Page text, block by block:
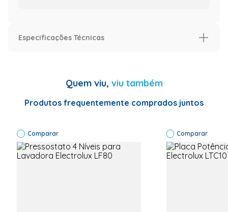
Especificações Técnicas
CWL10B;
CWL75A
Código de Fábrica
326062611
Garantia
03
Quem viu, viu também
Produtos frequentemente comprados juntos
Comparar Comparar